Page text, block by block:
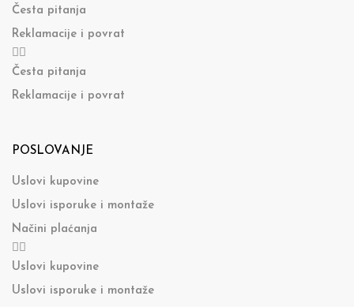
Česta pitanja
Reklamacije i povrat
Česta pitanja
Reklamacije i povrat
POSLOVANJE
Uslovi kupovine
Uslovi isporuke i montaže
Načini plaćanja
Uslovi kupovine
Uslovi isporuke i montaže